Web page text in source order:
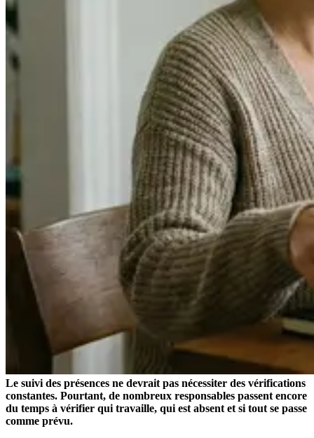
Le suivi des présences ne devrait pas nécessiter des vérifications
constantes. Pourtant, de nombreux responsables passent encore
du temps à vérifier qui travaille, qui est absent et si tout se passe
comme prévu.